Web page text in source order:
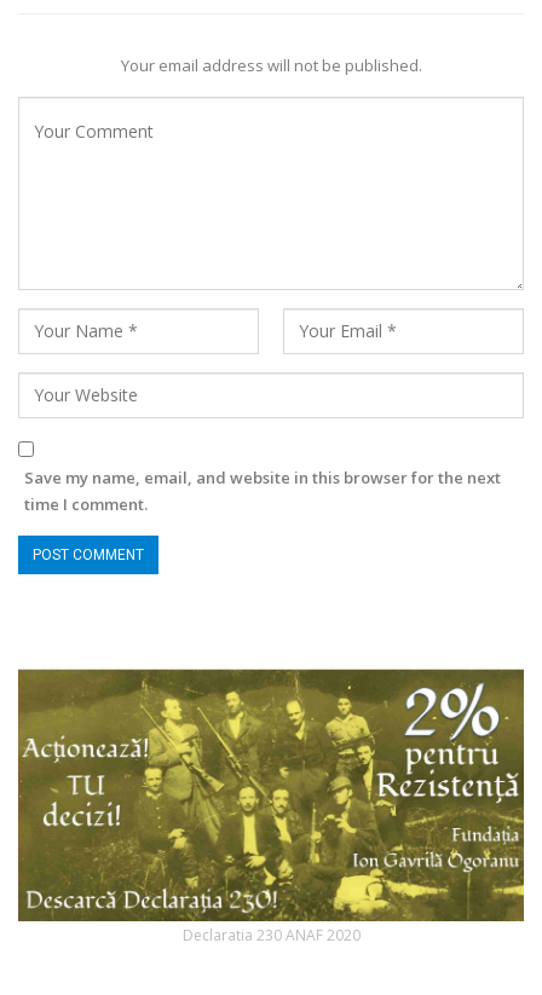
Your email address will not be published.
Save my name, email, and website in this browser for the next
time I comment.
Declaratia 230 ANAF 2020